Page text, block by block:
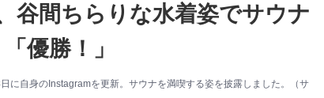
谷間ちらりな水着姿でサウナ
優勝！」
に自身のInstagramを更新。サウナを満喫する姿を披露しました。（サ